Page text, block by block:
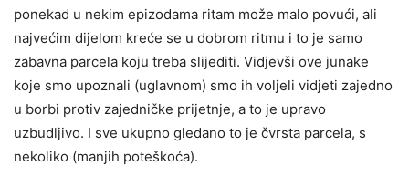
ponekad u nekim epizodama ritam može malo povući, ali
najvećim dijelom kreće se u dobrom ritmu i to je samo
zabavna parcela koju treba slijediti. Vidjevši ove junake
koje smo upoznali (uglavnom) smo ih voljeli vidjeti zajedno
u borbi protiv zajedničke prijetnje, a to je upravo
uzbudljivo. I sve ukupno gledano to je čvrsta parcela, s
nekoliko (manjih poteškoća).